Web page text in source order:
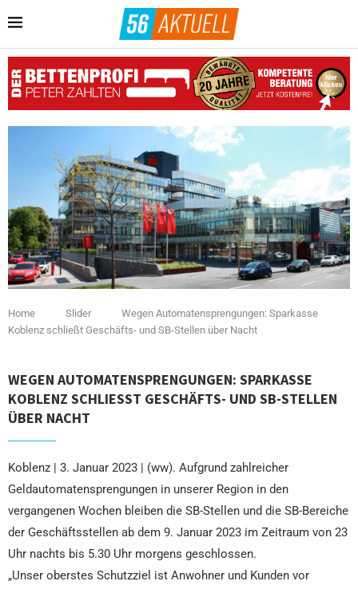
Home Slider
Wegen Automatensprengungen: Sparkasse
Koblenz schließt Geschäfts- und SB-Stellen über Nacht
WEGEN AUTOMATENSPRENGUNGEN: SPARKASSE
KOBLENZ SCHLIESST GESCHÄFTS- UND SB-STELLEN Ü
BER NACHT
Koblenz | 3. Januar 2023 | (ww). Aufgrund zahlreicher
Geldautomatensprengungen in unserer Region in den
vergangenen Wochen bleiben die SB-Stellen und die SB-Bereiche
der Geschäftsstellen ab dem 9. Januar 2023 im Zeitraum von 23
Uhr nachts bis 5.30 Uhr morgens geschlossen.
„Unser oberstes Schutzziel ist Anwohner und Kunden vor